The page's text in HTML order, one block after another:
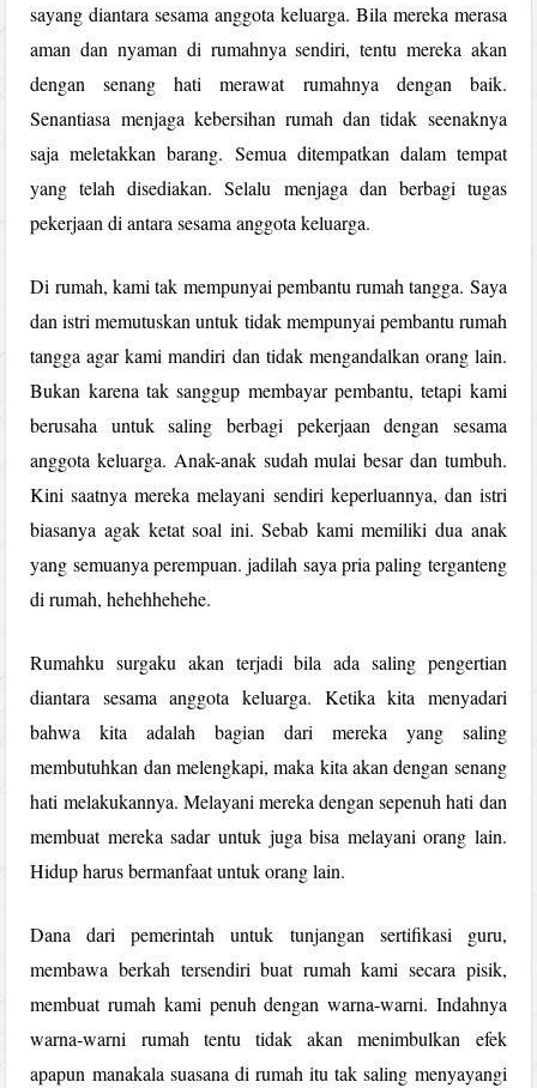
sayang diantara sesama anggota keluarga. Bila mereka merasa
aman dan nyaman di rumahnya sendiri, tentu mereka akan
dengan senang hati merawat rumahnya dengan baik.
Senantiasa menjaga kebersihan rumah dan tidak seenaknya
saja meletakkan barang. Semua ditempatkan dalam tempat
yang telah disediakan. Selalu menjaga dan berbagi tugas
pekerjaan di antara sesama anggota keluarga.
Di rumah, kami tak mempunyai pembantu rumah tangga. Saya
dan istri memutuskan untuk tidak mempunyai pembantu rumah
tangga agar kami mandiri dan tidak mengandalkan orang lain.
Bukan karena tak sanggup membayar pembantu, tetapi kami
berusaha untuk saling berbagi pekerjaan dengan sesama
anggota keluarga. Anak-anak sudah mulai besar dan tumbuh.
Kini saatnya mereka melayani sendiri keperluannya, dan istri
biasanya agak ketat soal ini. Sebab kami memiliki dua anak
yang semuanya perempuan. jadilah saya pria paling terganteng
di rumah, hehehhehehe.
Rumahku surgaku akan terjadi bila ada saling pengertian
diantara sesama anggota keluarga. Ketika kita menyadari
bahwa kita adalah bagian dari mereka yang saling
membutuhkan dan melengkapi, maka kita akan dengan senang
hati melakukannya. Melayani mereka dengan sepenuh hati dan
membuat mereka sadar untuk juga bisa melayani orang lain.
Hidup harus bermanfaat untuk orang lain.
Dana dari pemerintah untuk tunjangan sertifikasi guru,
membawa berkah tersendiri buat rumah kami secara pisik,
membuat rumah kami penuh dengan warna-warni. Indahnya
warna-warni rumah tentu tidak akan menimbulkan efek
apapun manakala suasana di rumah itu tak saling menyayangi